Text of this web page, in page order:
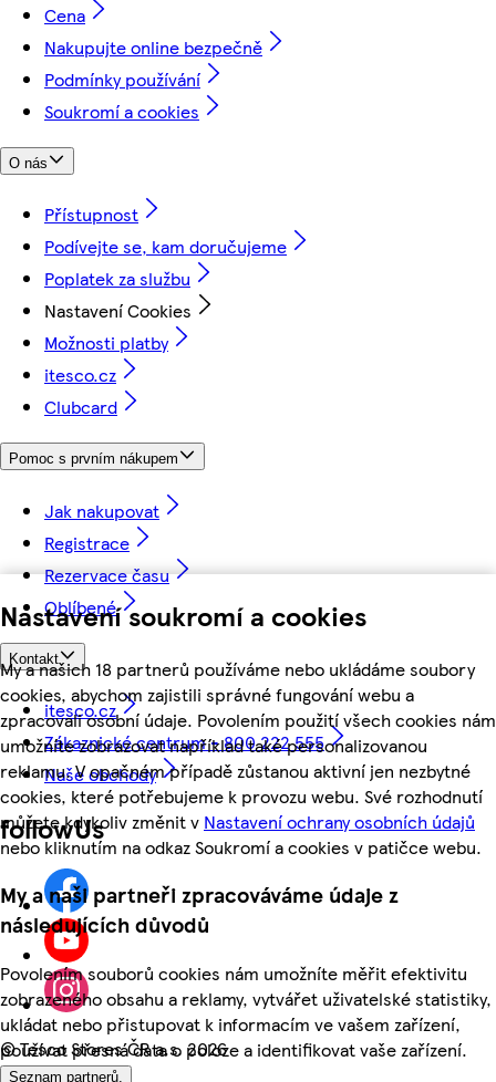
Nastavení soukromí a cookies
My a našich 18 partnerů používáme nebo ukládáme soubory
cookies, abychom zajistili správné fungování webu a
zpracovali osobní údaje. Povolením použití všech cookies nám
umožníte zobrazovat například také personalizovanou
reklamu. V opačném případě zůstanou aktivní jen nezbytné
cookies, které potřebujeme k provozu webu. Své rozhodnutí
můžete kdykoliv změnit v Nastavení ochrany osobních údajů
nebo kliknutím na odkaz Soukromí a cookies v patičce webu.
My a naši partneři zpracováváme údaje z
následujících důvodů
Povolením souborů cookies nám umožníte měřit efektivitu
zobrazeného obsahu a reklamy, vytvářet uživatelské statistiky,
ukládat nebo přistupovat k informacím ve vašem zařízení,
používat přesná data o poloze a identifikovat vaše zařízení.
Seznam partnerů.
Cena
Nakupujte online bezpečně
Podmínky používání
Soukromí a cookies
O nás
Přístupnost
Podívejte se, kam doručujeme
Poplatek za službu
Nastavení Cookies
Možnosti platby
itesco.cz
Clubcard
Pomoc s prvním nákupem
Jak nakupovat
Registrace
Rezervace času
Oblíbené
Kontakt
itesco.cz
Zákaznické centrum - 800 222 555
Naše obchody
followUs
©Tesco Stores ČR a.s. 2026